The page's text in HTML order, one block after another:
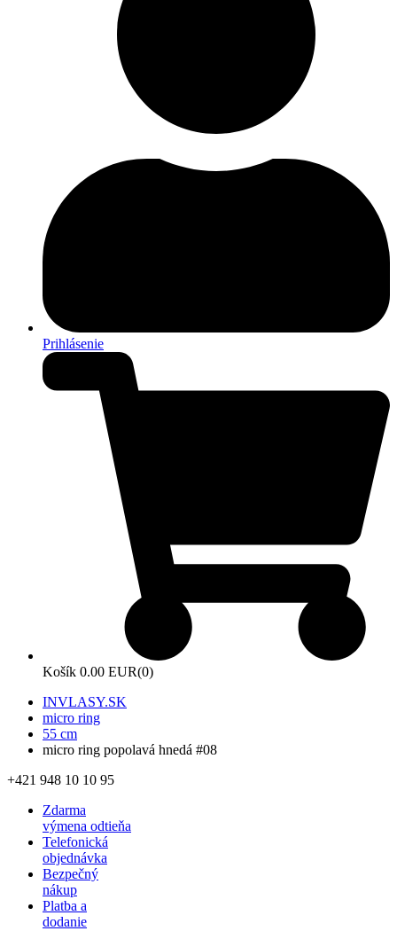
Prihlásenie
Košík 0.00 EUR(0)
INVLASY.SK
micro ring
55 cm
micro ring popolavá hnedá #08
+421 948 10 10 95
Zdarma
výmena odtieňa
Telefonická
objednávka
Bezpečný
nákup
Platba a
dodanie